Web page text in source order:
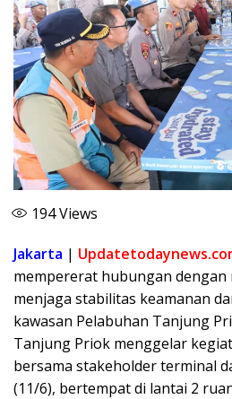
194Views
Jakarta |
mempererat hubungan dengan
menjaga stabilitas keamanan
kawasan Pelabuhan Tanjung
Tanjung Priok menggelar
bersama stakeholder terminal
(11/6), bertempat di lantai 2